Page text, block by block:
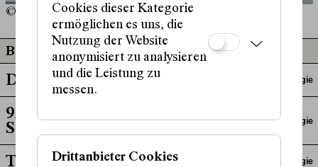
© soju.studio
Beteiligt an
Double Dramaturgie
9/11 Frames Per
Second
Dramaturgie
Text in Arbeit: Tag 2 Dramaturgie
Cookies dieser Kategorie
ermöglichen es uns, die
Nutzung der Website
anonymisiert zu analysieren
und die Leistung zu
messen.
Drittanbieter Cookies